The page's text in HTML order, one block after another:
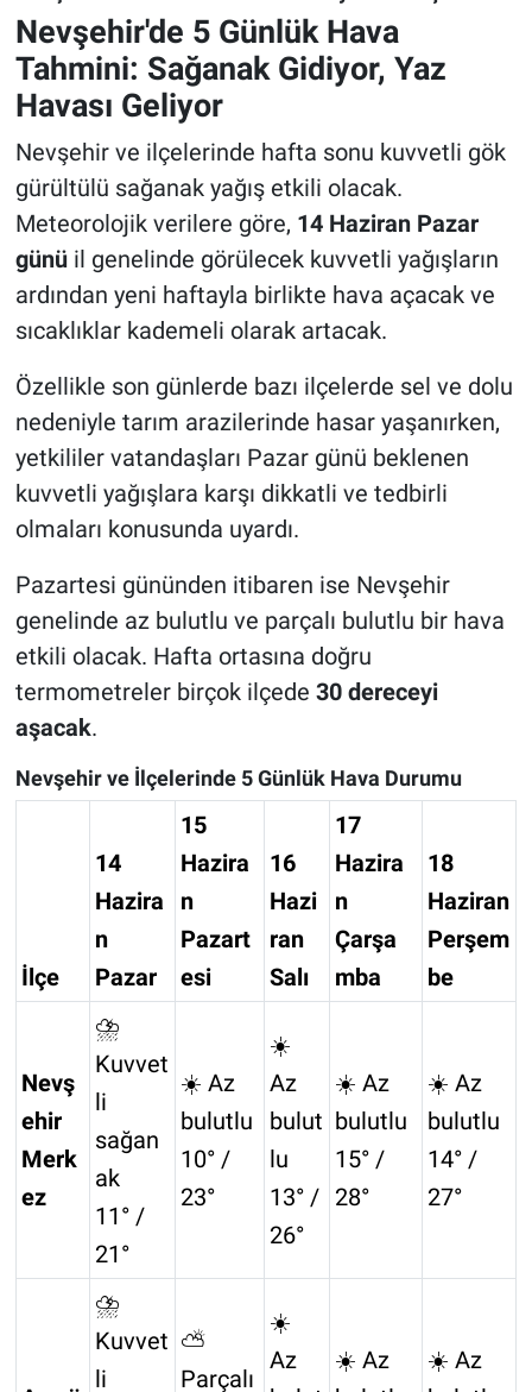
Nevşehir'de 5 Günlük Hava
Tahmini: Sağanak Gidiyor, Yaz
Havası Geliyor
Nevşehir ve ilçelerinde hafta sonu kuvvetli gök
gürültülü sağanak yağış etkili olacak.
Meteorolojik verilere göre, 14 Haziran Pazar
günüil genelinde görülecek kuvvetli yağışların
ardından yeni haftayla birlikte hava açacak ve
sıcaklıklar kademeli olarak artacak.
Özellikle son günlerde bazı ilçelerde sel ve dolu
nedeniyle tarım arazilerinde hasar yaşanırken,
yetkililer vatandaşları Pazar günü beklenen
kuvvetli yağışlara karşı dikkatli ve tedbirli
olmaları konusunda uyardı.
Pazartesi gününden itibaren ise Nevşehir
genelinde az bulutlu ve parçalı bulutlu bir hava
etkili olacak. Hafta ortasına doğru
termometreler birçok ilçede 30 dereceyi
aşacak.
Nevşehir ve İlçelerinde 5 Günlük Hava Durumu
İlçe
14
Hazira
n
Pazar
15
Hazira
n
Pazart
esi
16
Hazi
ran
Salı
17
Hazira
n
Çarşa
mba
18
Haziran
Perşem
be
Nevş
ehir
Merk
ez
⛈️
Kuvvet
li
sağan
ak
11° /
21°
☀️ Az
bulutlu
10° /
23°
☀️
Az
bulut
lu
13° /
26°
☀️ Az
bulutlu
15° /
28°
☀️ Az
bulutlu
14° /
27°
⛈️
Kuvvet
li
⛅
Parçalı
☀️
Az
☀️ Az
☀️ Az